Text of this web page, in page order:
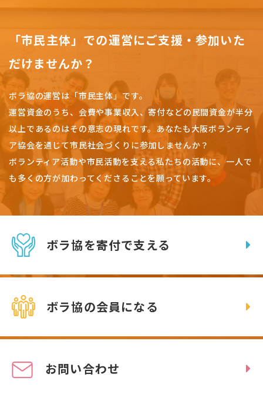
「市民主体」での運営にご支援・参加いた
だけませんか？
ボラ協の運営は「市民主体」です。
運営資金のうち、会費や事業収入、寄付などの民間資金が半分
以上であるのはその意志の現れです。 あなたも大阪ボランティ
ア協会を通じて市民社会づくりに参加しませんか？
ボランティア活動や市民活動を支える私たちの活動に、一人で
も多くの方が加わってくださることを願っています。
ボラ協を寄付で支える
ボラ協の会員になる
お問い合わせ